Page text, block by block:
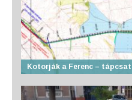
Kotorják a Ferenc –